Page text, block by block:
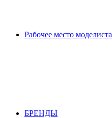
Рабочее место моделиста
БРЕНДЫ